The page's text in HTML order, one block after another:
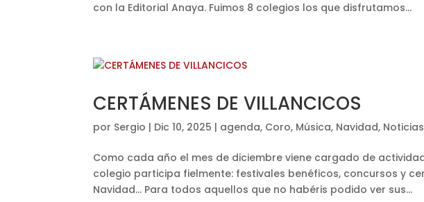
con la Editorial Anaya. Fuimos 8 colegios los que disfrutamos...
CERTÁMENES DE VILLANCICOS
por Sergio | Dic 10, 2025 | agenda, Coro, Música, Navidad, Noticias
Como cada año el mes de diciembre viene cargado de
colegio participa fielmente: festivales benéficos, concursos y
Navidad… Para todos aquellos que no habéris podido ver sus...